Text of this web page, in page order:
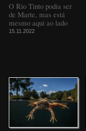
O Rio Tinto podia ser
de Marte, mas está
mesmo aqui ao lado
15.11.2022